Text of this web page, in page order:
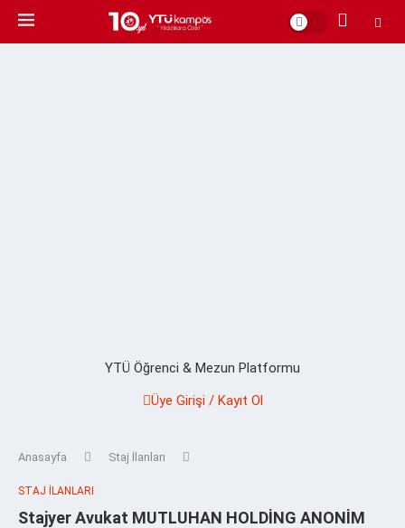
YTÜ Öğrenci & Mezun Platformu
Üye Girişi / Kayıt Ol
Anasayfa Staj İlanları
STAJ İLANLARI
Stajyer Avukat MUTLUHAN HOLDİNG ANONİM